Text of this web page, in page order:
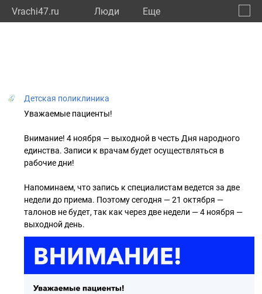
Vrachi47.ru Люди Eще
Детская поликлиника
Уважаемые пациенты!
Внимание! 4 ноября — выходной в честь Дня народного
единства. Записи к врачам будет осуществляться в
рабочие дни!
Напоминаем, что запись к специалистам ведется за две
недели до приема. Поэтому сегодня — 21 октября —
талонов не будет, так как через две недели — 4 ноября —
выходной день.